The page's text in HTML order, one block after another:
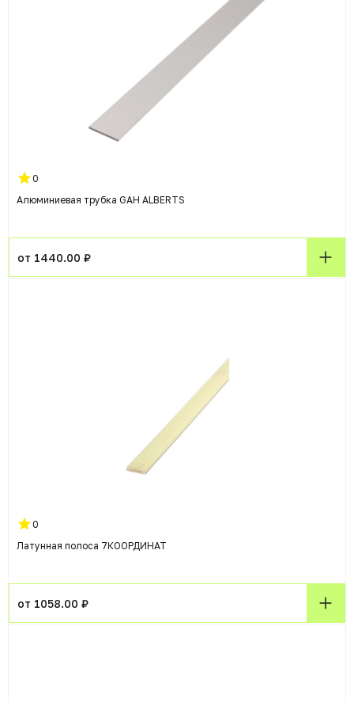
0
Алюминиевая трубка GAH ALBERTS
от 1440.00 ₽
0
Латунная полоса 7КООРДИНАТ
от 1058.00 ₽